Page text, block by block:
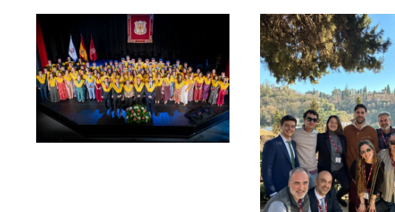
El Mendel convence
Los